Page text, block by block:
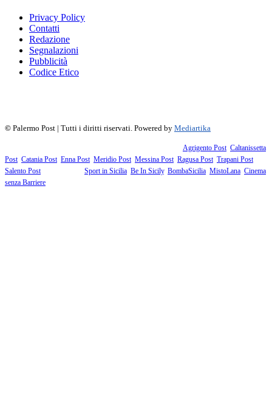
Privacy Policy
Contatti
Redazione
Segnalazioni
Pubblicità
Codice Etico
© Palermo Post | Tutti i diritti riservati. Powered by Mediartika
Agrigento Post, Caltanissetta
Post, Catania Post, Enna Post, Meridio Post, Messina Post, Ragusa Post, Trapani Post,
Salento Post. I siti tematici: Sport in Sicilia Be In Sicily, BombaSicilia MistoLana Cinema
senza Barriere